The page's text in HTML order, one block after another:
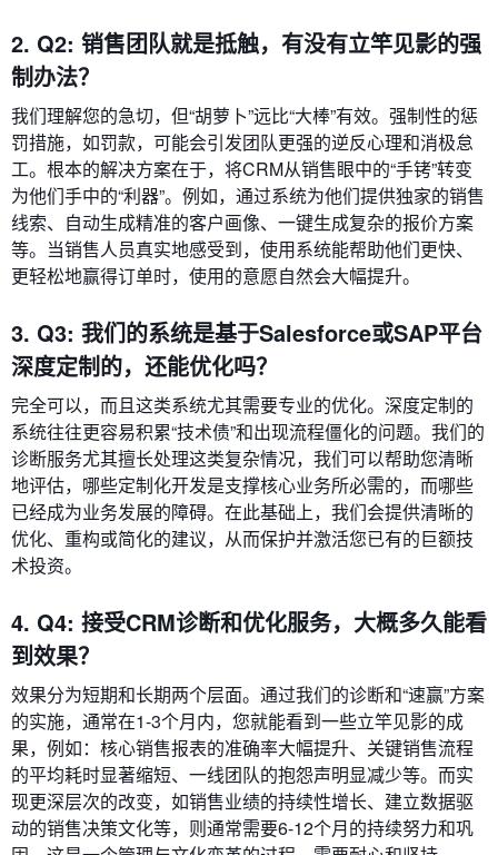
2. Q2: 销售团队就是抵触，有没有立竿见影的强
制办法？
我们理解您的急切，但“胡萝卜”远比“大棒”有效。强制性的惩
罚措施，如罚款，可能会引发团队更强的逆反心理和消极怠
工。根本的解决方案在于，将CRM从销售眼中的“手铐”转变
为他们手中的“利器”。例如，通过系统为他们提供独家的销售
线索、自动生成精准的客户画像、一键生成复杂的报价方案
等。当销售人员真实地感受到，使用系统能帮助他们更快、
更轻松地赢得订单时，使用的意愿自然会大幅提升。
3. Q3: 我们的系统是基于Salesforce或SAP平台
深度定制的，还能优化吗？
完全可以，而且这类系统尤其需要专业的优化。深度定制的
系统往往更容易积累“技术债”和出现流程僵化的问题。我们的
诊断服务尤其擅长处理这类复杂情况，我们可以帮助您清晰
地评估，哪些定制化开发是支撑核心业务所必需的，而哪些
已经成为业务发展的障碍。在此基础上，我们会提供清晰的
优化、重构或简化的建议，从而保护并激活您已有的巨额技
术投资。
4. Q4: 接受CRM诊断和优化服务，大概多久能看
到效果？
效果分为短期和长期两个层面。通过我们的诊断和“速赢”方案
的实施，通常在1-3个月内，您就能看到一些立竿见影的成
果，例如：核心销售报表的准确率大幅提升、关键销售流程
的平均耗时显著缩短、一线团队的抱怨声明显减少等。而实
现更深层次的改变，如销售业绩的持续性增长、建立数据驱
动的销售决策文化等，则通常需要6-12个月的持续努力和巩